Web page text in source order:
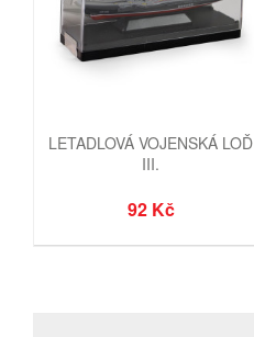
LETADLOVÁ VOJENSKÁ LOĎ
III.
92 Kč